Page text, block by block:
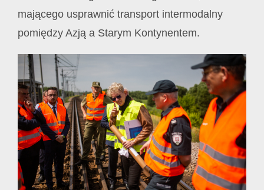
mającego usprawnić transport intermodalny
pomiędzy Azją a Starym Kontynentem.